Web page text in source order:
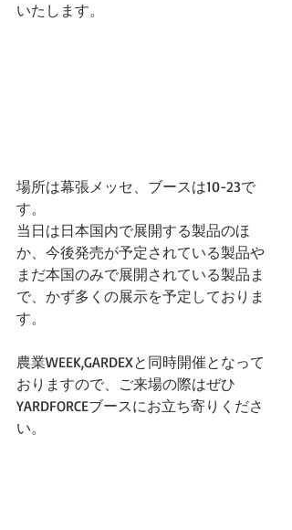
いたします。
場所は幕張メッセ、ブースは10-23で
す。
当日は日本国内で展開する製品のほ
か、今後発売が予定されている製品や
まだ本国のみで展開されている製品ま
で、かず多くの展示を予定しておりま
す。
農業WEEK,GARDEXと同時開催となって
おりますので、ご来場の際はぜひ
YARDFORCEブースにお立ち寄りくださ
い。